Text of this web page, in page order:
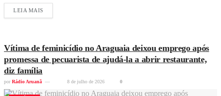
LEIA MAIS
Vítima de feminicídio no Araguaia deixou emprego após
promessa de pecuarista de ajudá-la a abrir restaurante,
diz família
por Rádio Aruanã 8 de julho de 2026 0